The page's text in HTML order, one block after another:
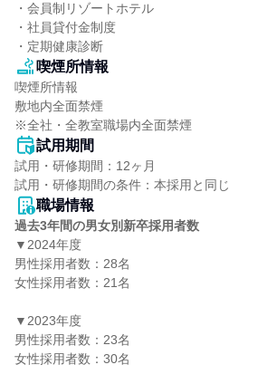
・会員制リゾートホテル
・社員貸付金制度
・定期健康診断
喫煙所情報
喫煙所情報
敷地内全面禁煙
※全社・全教室職場内全面禁煙
試用期間
試用・研修期間：12ヶ月
職場情報
過去3年間の男女別新卒採用者数
▼2024年度
男性採用者数：28名
女性採用者数：21名
▼2023年度
男性採用者数：23名
女性採用者数：30名